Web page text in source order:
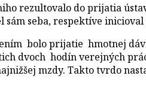
rezultovalo do prijatia
sám seba, respektíve
bolo prijatie hmotnej
dvoch hodín verejných
mzdy. Takto tvrdo